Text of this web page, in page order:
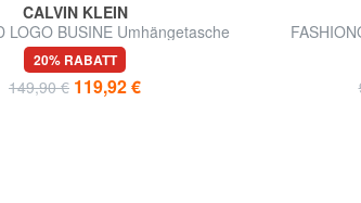
CALVIN KLEIN
LOGO BUSINE Umhängetasche
20% RABATT
149,90 € 119,92 €